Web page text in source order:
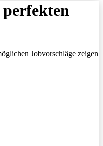
Jobvorschläge zeigen